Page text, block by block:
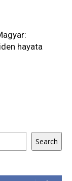
hayata
Search